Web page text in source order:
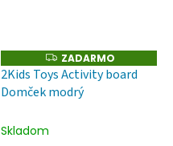
Z
A
D
A
ZADARMO
2Kids Toys Activity board
Domček modrý
Skladom